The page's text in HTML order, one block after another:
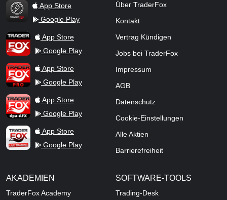
TraderFox Flash
App Store
Google Play
TraderFox AppApp Store
Google Play
TraderFox ProApp Store
Google Play
TraderFox dpa-AFX ProFeed
App Store
Google Play
TraderFox Live Trading
App Store
Google Play
Über TraderFox
Kontakt
Vertrag Kündigen
Jobs bei TraderFox
Impressum
AGB
Datenschutz
Cookie-Einstellungen
Alle Aktien
Barrierefreiheit
AKADEMIEN
TraderFox Academy
SOFTWARE-TOOLS
Trading-Desk